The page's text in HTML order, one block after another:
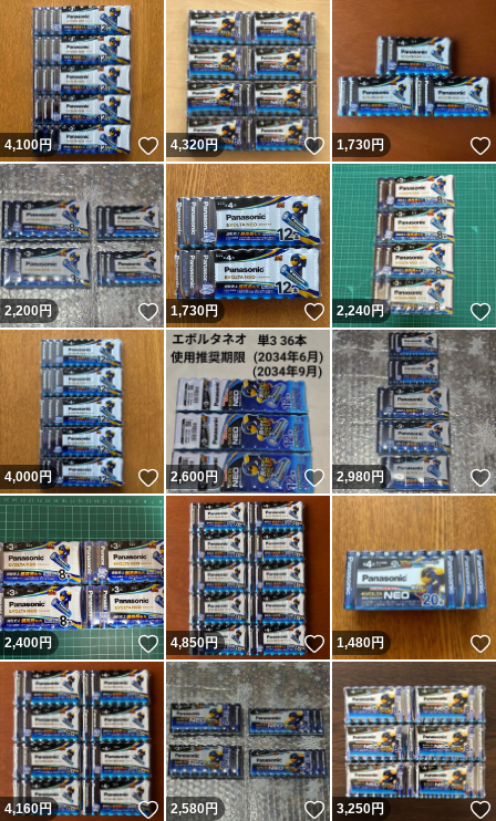
4,100円 いいね！
4,320円 いいね！
1,730円
2,200円 いいね！
1,730円 いいね！
2,240円
4,000円 いいね！
2,600円 いいね！
2,980円
2,400円 いいね！
4,850円 いいね！
1,480円
4,160円 いいね！
2,580円 いいね！
3,250円